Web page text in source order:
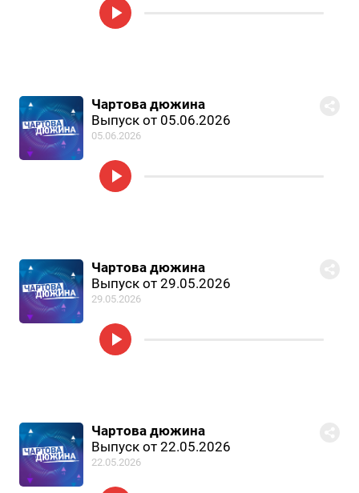
Чартова дюжина
Выпуск от 05.06.2026
05.06.2026
Чартова дюжина
Выпуск от 29.05.2026
29.05.2026
Чартова дюжина
Выпуск от 22.05.2026
22.05.2026